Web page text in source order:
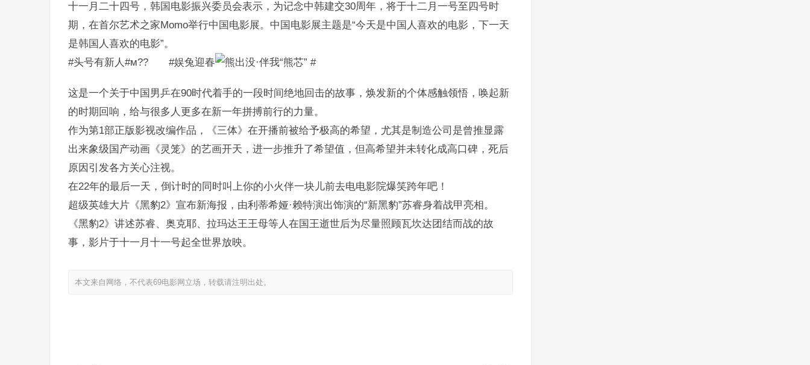
十一月二十四号，韩国电影振兴委员会表示，为记念中韩建交30周年，将于十二月一号至四号时
期，在首尔艺术之家Momo举行中国电影展。中国电影展主题是“今天是中国人喜欢的电影，下一天
是韩国人喜欢的电影”。
#头号有新人#м?? #娱兔迎春
#
这是一个关于中国男乒在90时代着手的一段时间绝地回击的故事，焕发新的个体感触领悟，唤起新
的时期回响，给与很多人更多在新一年拼搏前行的力量。
作为第1部正版影视改编作品，《三体》在开播前被给予极高的希望，尤其是制造公司是曾推显露
出来象级国产动画《灵笼》的艺画开天，进一步推升了希望值，但高希望并未转化成高口碑，死后
原因引发各方关心注视。
在22年的最后一天，倒计时的同时叫上你的小火伴一块儿前去电电影院爆笑跨年吧！
超级英雄大片《黑豹2》宣布新海报，由利蒂希娅·赖特演出饰演的“新黑豹”苏睿身着战甲亮相。
《黑豹2》讲述苏睿、奥克耶、拉玛达王王母等人在国王逝世后为尽量照顾瓦坎达团结而战的故
事，影片于十一月十一号起全世界放映。
本文来自网络，不代表69电影网立场，转载请注明出处。